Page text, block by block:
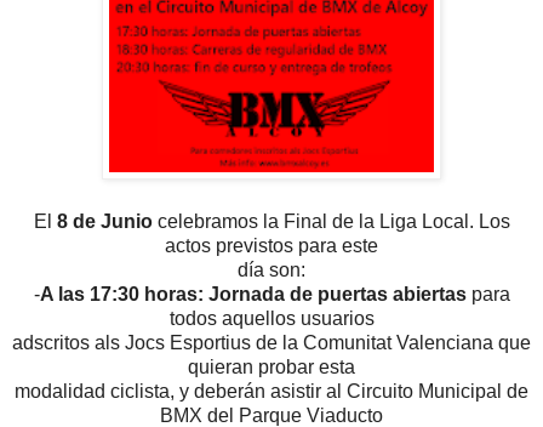
El 8 de Juniocelebramos la Final de la Liga Local. Los
actos previstos para este
día son:
-A las 17:30 horas: Jornada de puertas abiertaspara
todos aquellos usuarios
adscritos als Jocs Esportius de la Comunitat Valenciana que
quieran probar esta
modalidad ciclista, y deberán asistir al Circuito Municipal de
BMX del Parque Viaducto